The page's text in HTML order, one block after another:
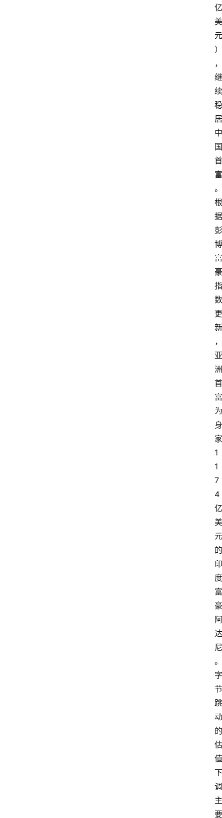
亿
美
元
）
，
继
续
稳
居
中
国
首
富
。
根
据
彭
博
富
豪
指
数
更
新
，
亚
洲
首
富
为
身
家
1
1
7
4
亿
美
元
的
印
度
富
豪
阿
达
尼
。
字
节
跳
动
的
估
值
下
调
主
要